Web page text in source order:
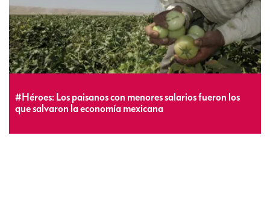
#Héroes: Los paisanos con menores salarios fueron los
que salvaron la economía mexicana